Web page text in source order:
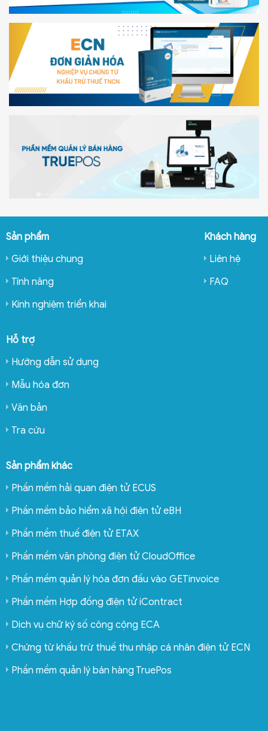
Sản phẩm
Giới thiệu chung
Tính năng
Kinh nghiệm triển khai
Khách hàng
Liên hệ
FAQ
Hỗ trợ
Hướng dẫn sử dụng
Mẫu hóa đơn
Văn bản
Tra cứu
Sản phẩm khác
Phần mềm hải quan điện tử ECUS
Phần mềm bảo hiểm xã hội điện tử eBH
Phần mềm thuế điện tử ETAX
Phần mềm văn phòng điện tử CloudOffice
Phần mềm quản lý hóa đơn đầu vào GETinvoice
Phần mềm Hợp đồng điện tử iContract
Dịch vụ chữ ký số công cộng ECA
Chứng từ khấu trừ thuế thu nhập cá nhân điện tử ECN
Phần mềm quản lý bán hàng TruePos